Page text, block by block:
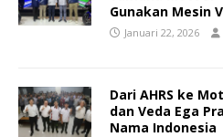
Gunakan Mesin
Januari 22, 2026
Dari AHRS ke
dan Veda Ega
Nama Indonesia